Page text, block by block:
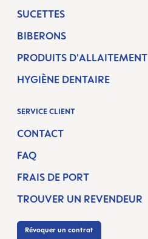
SUCETTES
BIBERONS
PRODUITS D'ALLAITEMENT
HYGIÈNE DENTAIRE
SERVICE CLIENT
CONTACT
FAQ
FRAIS DE PORT
TROUVER UN REVENDEUR
Révoquer un contrat